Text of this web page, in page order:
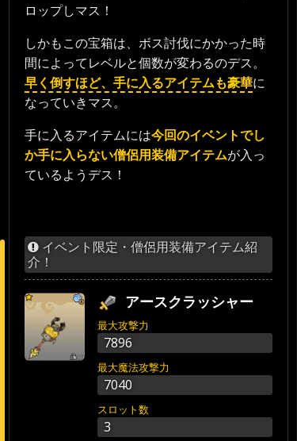
ロップしマス！
しかもこの宝箱は、ボス討伐にかかった時
間によってレベルと個数が変わるのデス。
早く倒すほど、手に入るアイテムも豪華に
なっていきマス。
手に入るアイテムには今回のイベントでし
か手に入らない僧侶用装備アイテムが入っ
ているようデス！
イベント限定・僧侶用装備アイテム紹
介！
アースクラッシャー
最大攻撃力
7896
最大魔法攻撃力
7040
スロット数
3